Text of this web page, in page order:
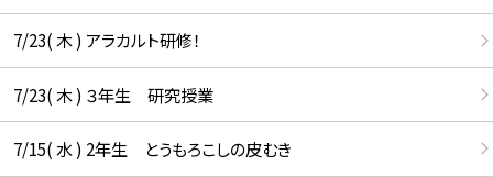
7/23( 木 ) アラカルト研修！
7/23( 木 ) ３年生 研究授業
7/15( 水 ) 2年生 とうもろこしの皮むき